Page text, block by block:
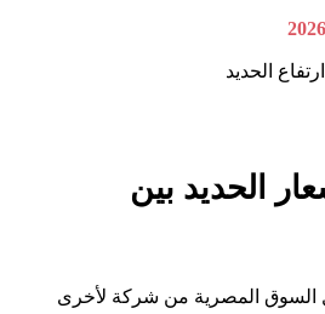
الحديد
الحديد بين
السوق المصرية من شركة لأخرى